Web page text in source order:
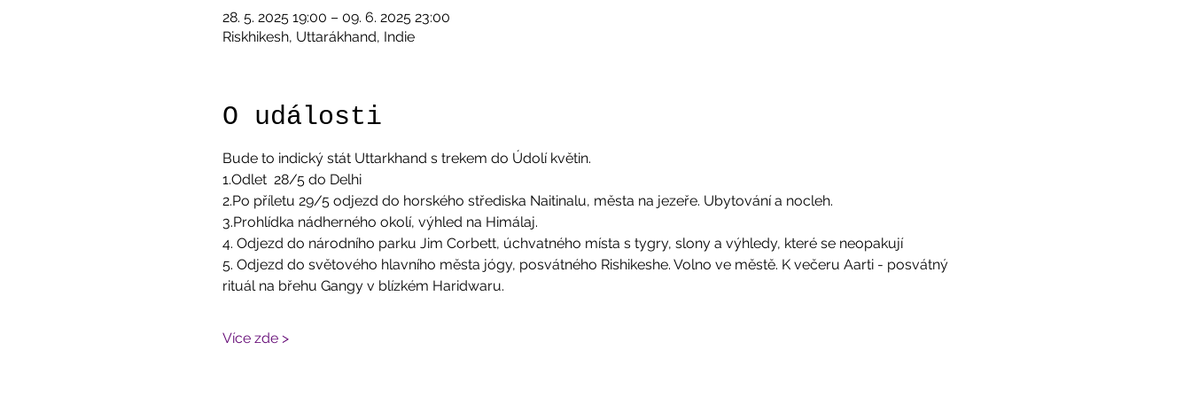
28. 5. 2025 19:00 – 09. 6. 2025 23:00
Riskhikesh, Uttarákhand, Indie
O události
Bude to indický stát Uttarkhand s trekem do Údolí květin.
1.Odlet  28/5 do Delhi
2.Po příletu 29/5 odjezd do horského střediska Naitinalu, města na jezeře. Ubytování a nocleh.
3.Prohlídka nádherného okolí, výhled na Himálaj.
4. Odjezd do národního parku Jim Corbett, úchvatného místa s tygry, slony a výhledy, které se neopakují
5. Odjezd do světového hlavního města jógy, posvátného Rishikeshe. Volno ve městě. K večeru Aarti - posvátný
rituál na břehu Gangy v blízkém Haridwaru.
Více zde >